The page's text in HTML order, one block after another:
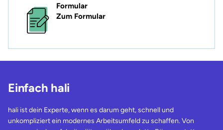
Formular
Zum Formular
Einfach hali
hali ist dein Experte, wenn es darum geht, schnell und
unkompliziert ein modernes Arbeitsumfeld zu schaffen. Von